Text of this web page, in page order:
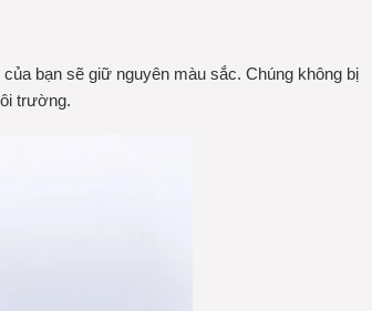
bạn sẽ giữ nguyên màu sắc. Chúng không bị
trường.